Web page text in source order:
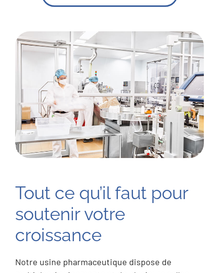
Tout ce qu’il faut pour
soutenir votre
croissance
Notre usine pharmaceutique dispose de